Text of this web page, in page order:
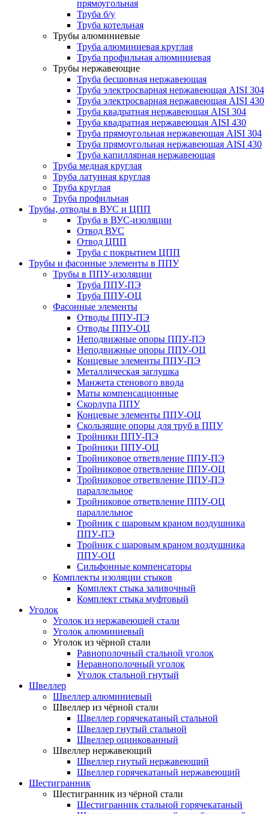
прямоугольная
Труба б/у
Труба котельная
Трубы алюминиевые
Труба алюминиевая круглая
Труба профильная алюминиевая
Трубы нержавеющие
Труба бесшовная нержавеющая
Труба электросварная нержавеющая AISI 304
Труба электросварная нержавеющая AISI 430
Труба квадратная нержавеющая AISI 304
Труба квадратная нержавеющая AISI 430
Труба прямоугольная нержавеющая AISI 304
Труба прямоугольная нержавеющая AISI 430
Труба капиллярная нержавеющая
Труба медная круглая
Труба латунная круглая
Труба круглая
Труба профильная
Трубы, отводы в ВУС и ЦПП
Труба в ВУС-изоляции
Отвод ВУС
Отвод ЦПП
Труба с покрытием ЦПП
Трубы и фасонные элементы в ППУ
Трубы в ППУ-изоляции
Труба ППУ-ПЭ
Труба ППУ-ОЦ
Фасонные элементы
Отводы ППУ-ПЭ
Отводы ППУ-ОЦ
Неподвижные опоры ППУ-ПЭ
Неподвижные опоры ППУ-ОЦ
Концевые элементы ППУ-ПЭ
Металлическая заглушка
Манжета стенового ввода
Маты компенсационные
Скорлупа ППУ
Концевые элементы ППУ-ОЦ
Скользящие опоры для труб в ППУ
Тройники ППУ-ПЭ
Тройники ППУ-ОЦ
Тройниковое ответвление ППУ-ПЭ
Тройниковое ответвление ППУ-ОЦ
Тройниковое ответвление ППУ-ПЭ
параллельное
Тройниковое ответвление ППУ-ОЦ
параллельное
Тройник с шаровым краном воздушника
ППУ-ПЭ
Тройник с шаровым краном воздушника
ППУ-ОЦ
Сильфонные компенсаторы
Комплекты изоляции стыков
Комплект стыка заливочный
Комплект стыка муфтовый
Уголок
Уголок из нержавеющей стали
Уголок алюминиевый
Уголок из чёрной стали
Равнополочный стальной уголок
Неравнополочный уголок
Уголок стальной гнутый
Швеллер
Швеллер алюминиевый
Швеллер из чёрной стали
Швеллер горячекатаный стальной
Швеллер гнутый стальной
Швеллер оцинкованный
Швеллер нержавеющий
Швеллер гнутый нержавеющий
Швеллер горячекатаный нержавеющий
Шестигранник
Шестигранник из чёрной стали
Шестигранник стальной горячекатаный